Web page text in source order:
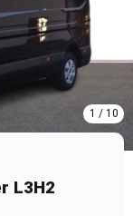
1 / 10
L3H2